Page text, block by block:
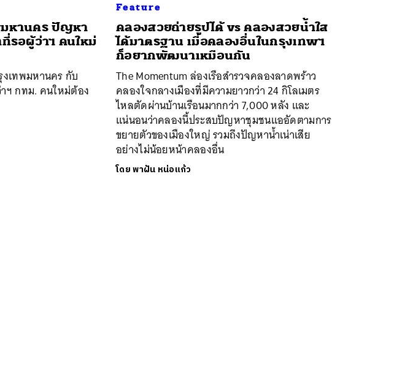
หานคร ปัญหา
รอผู้ว่าฯ คนใหม่
เทพมหานคร กับ
ฯ กทม. คนใหม่ต้อง
Feature
คลองสวยถ่ายรูปได้ vs คลองสวยน้ำใส
ได้มาตรฐาน เมื่อคลองอื่นในกรุงเทพฯ
ก็อยากพัฒนาเหมือนกัน
The Momentum ล่องเรือสำรวจคลองลาดพร้าว
คลองใจกลางเมืองที่มีความยาวกว่า 24 กิโลเมตร
ไหลตัดผ่านบ้านเรือนมากกว่า 7,000 หลัง และ
แน่นอนว่าคลองนี้ประสบปัญหาชุมชนแออัดตามการ
ขยายตัวของเมืองใหญ่ รวมถึงปัญหาน้ำเน่าเสีย
อย่างไม่น้อยหน้าคลองอื่น
โดยพาฝัน หน่อแก้ว